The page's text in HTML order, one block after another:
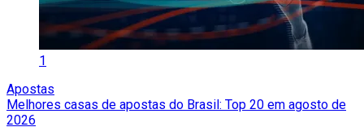
1
Apostas
Melhores casas de apostas do Brasil: Top 20 em agosto de
2026